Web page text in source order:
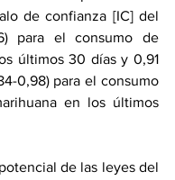
de confianza [IC] del
para el consumo de
últimos 30 días y 0,91
0,98) para el consumo
en los últimos
de las leyes del